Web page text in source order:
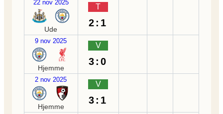
22 nov 2025
Ude
T
2:1
9 nov 2025
Hjemme
V
3:0
2 nov 2025
Hjemme
V
3:1